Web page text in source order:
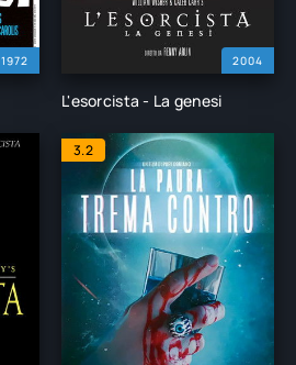
1972 2004
L'esorcista - La genesi
3.2